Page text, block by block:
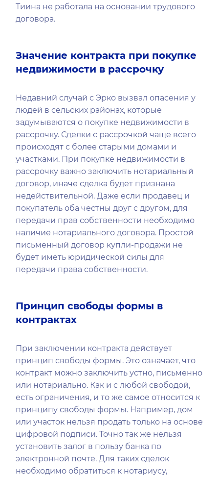
Тиина не работала на основании трудового
договора.
Значение контракта при покупке
недвижимости в рассрочку
Недавний случай с Эрко вызвал опасения у
людей в сельских районах, которые
задумываются о покупке недвижимости в
рассрочку. Сделки с рассрочкой чаще всего
происходят с более старыми домами и
участками. При покупке недвижимости в
рассрочку важно заключить нотариальный
договор, иначе сделка будет признана
недействительной. Даже если продавец и
покупатель оба честны друг с другом, для
передачи прав собственности необходимо
наличие нотариального договора. Простой
письменный договор купли-продажи не
будет иметь юридической силы для
передачи права собственности.
Принцип свободы формы в
контрактах
При заключении контракта действует
принцип свободы формы. Это означает, что
контракт можно заключить устно, письменно
или нотариально. Как и с любой свободой,
есть ограничения, и то же самое относится к
принципу свободы формы. Например, дом
или участок нельзя продать только на основе
цифровой подписи. Точно так же нельзя
установить залог в пользу банка по
электронной почте. Для таких сделок
необходимо обратиться к нотариусу,